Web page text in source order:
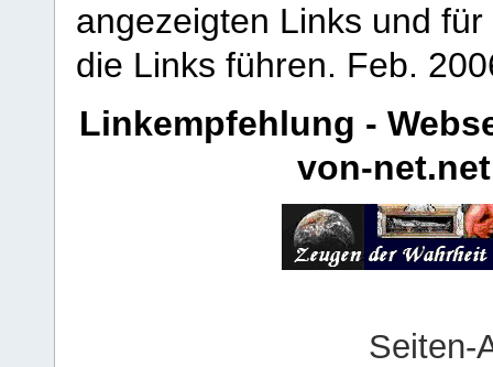
angezeigten Links und
die Links führen. Feb.
Linkempfehlung -
von-net.net
Seiten-